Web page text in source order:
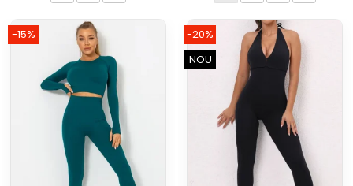
-15%
-20%
NOU